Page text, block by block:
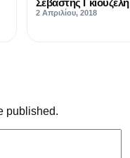
Σεβαστής Γκιουζέλη
2 Απριλίου, 2018
published.